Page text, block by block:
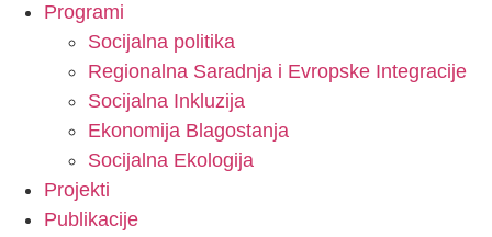
Programi
Socijalna politika
Regionalna Saradnja i Evropske Integracije
Socijalna Inkluzija
Ekonomija Blagostanja
Socijalna Ekologija
Projekti
Publikacije